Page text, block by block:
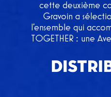
cette deuxième
Gravoin a
l’ensemble qui
TOGETHER : une